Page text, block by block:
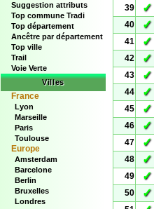
Suggestion attributs
Top commune Tradi
Top département
Ancêtre par département
Top ville
Trail
Voie Verte
Villes
France
Lyon
Marseille
Paris
Toulouse
Europe
Amsterdam
Barcelone
Berlin
Bruxelles
Londres
39
✓
40
✓
41
✓
42
✓
43
✓
44
✓
45
✓
46
✓
47
✓
48
✓
49
✓
50
✓